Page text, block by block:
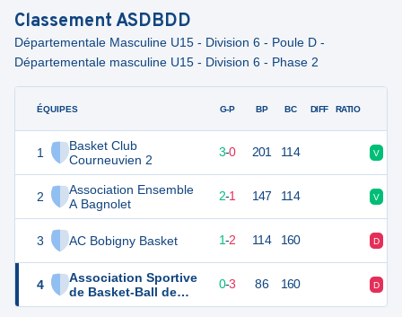
ClassementASDBDD
Départementale Masculine U15 - Division 6 - Poule D -
Départementale masculine U15 - Division 6 - Phase 2
ÉQUIPES
1
Basket Club
Courneuvien 2
2
Association Ensemble
A Bagnolet
3 AC Bobigny Basket
4
Association Sportive
de Basket-Ball de
Dugny
G-P BP BC DIFF RATIO
3-0 201 114 V
5 3 2-1 147 114 V
4 1-2 114 160 D
3 3 0-3 86 160 D